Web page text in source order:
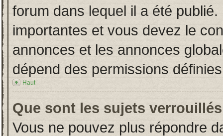
forum dans lequel il a été
importantes et vous devez le
annonces et les annonces
dépend des permissions
Haut
Que sont les sujets
Vous ne pouvez plus répondre